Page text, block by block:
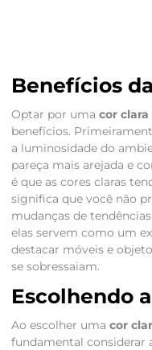
Benefícios
Optar por uma cor clara
benefícios.
a luminosidade do
pareça mais arejada e
é que as cores claras
significa que você não
mudanças de
elas servem como um
destacar móveis e
se sobressaiam.
Escolhendo
Ao escolher uma cor
fundamental considerar